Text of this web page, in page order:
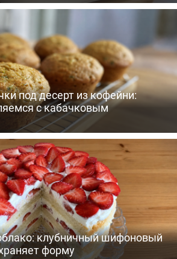
под десерт из кофейни:
с кабачковым
клубничный шифоновый
форму